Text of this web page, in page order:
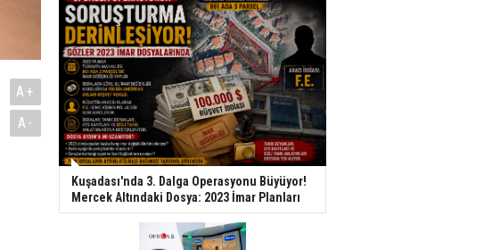
A+
A-
Kuşadası'nda 3. Dalga Operasyonu Büyüyor!
Mercek Altındaki Dosya: 2023 İmar Planları